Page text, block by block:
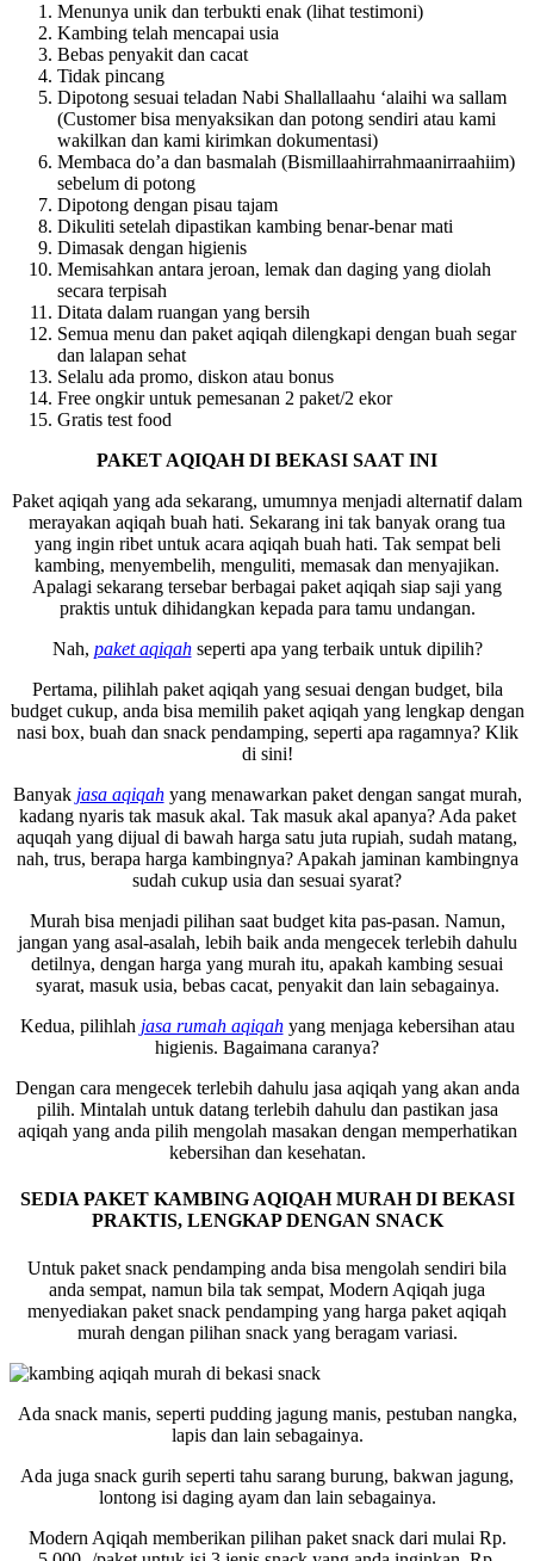
Menunya unik dan terbukti enak (lihat testimoni)
Kambing telah mencapai usia
Bebas penyakit dan cacat
Tidak pincang
Dipotong sesuai teladan Nabi Shallallaahu ‘alaihi wa sallam
(Customer bisa menyaksikan dan potong sendiri atau kami
wakilkan dan kami kirimkan dokumentasi)
Membaca do’a dan basmalah (Bismillaahirrahmaanirraahiim)
sebelum di potong
Dipotong dengan pisau tajam
Dikuliti setelah dipastikan kambing benar-benar mati
Dimasak dengan higienis
Memisahkan antara jeroan, lemak dan daging yang diolah
secara terpisah
Ditata dalam ruangan yang bersih
Semua menu dan paket aqiqah dilengkapi dengan buah segar
dan lalapan sehat
Selalu ada promo, diskon atau bonus
Free ongkir untuk pemesanan 2 paket/2 ekor
Gratis test food
PAKET AQIQAH DI BEKASI SAAT INI
Paket aqiqah yang ada sekarang, umumnya menjadi alternatif dalam
merayakan aqiqah buah hati. Sekarang ini tak banyak orang tua
yang ingin ribet untuk acara aqiqah buah hati. Tak sempat beli
kambing, menyembelih, menguliti, memasak dan menyajikan.
Apalagi sekarang tersebar berbagai paket aqiqah siap saji yang
praktis untuk dihidangkan kepada para tamu undangan.
Nah, paket aqiqahseperti apa yang terbaik untuk dipilih?
Pertama, pilihlah paket aqiqah yang sesuai dengan budget, bila
budget cukup, anda bisa memilih paket aqiqah yang lengkap dengan
nasi box, buah dan snack pendamping, seperti apa ragamnya? Klik
di sini!
Banyak jasa aqiqahyang menawarkan paket dengan sangat murah,
kadang nyaris tak masuk akal. Tak masuk akal apanya? Ada paket
aquqah yang dijual di bawah harga satu juta rupiah, sudah matang,
nah, trus, berapa harga kambingnya? Apakah jaminan kambingnya
sudah cukup usia dan sesuai syarat?
Murah bisa menjadi pilihan saat budget kita pas-pasan. Namun,
jangan yang asal-asalah, lebih baik anda mengecek terlebih dahulu
detilnya, dengan harga yang murah itu, apakah kambing sesuai
syarat, masuk usia, bebas cacat, penyakit dan lain sebagainya.
Kedua, pilihlah jasa rumah aqiqahyang menjaga kebersihan atau
higienis. Bagaimana caranya?
Dengan cara mengecek terlebih dahulu jasa aqiqah yang akan anda
pilih. Mintalah untuk datang terlebih dahulu dan pastikan jasa
aqiqah yang anda pilih mengolah masakan dengan memperhatikan
kebersihan dan kesehatan.
SEDIA PAKET KAMBING AQIQAH MURAH DI BEKASI
PRAKTIS, LENGKAP DENGAN SNACK
Untuk paket snack pendamping anda bisa mengolah sendiri bila
anda sempat, namun bila tak sempat, Modern Aqiqah juga
menyediakan paket snack pendamping yang harga paket aqiqah
murah dengan pilihan snack yang beragam variasi.
Ada snack manis, seperti pudding jagung manis, pestuban nangka,
lapis dan lain sebagainya.
Ada juga snack gurih seperti tahu sarang burung, bakwan jagung,
lontong isi daging ayam dan lain sebagainya.
Modern Aqiqah memberikan pilihan paket snack dari mulai Rp.